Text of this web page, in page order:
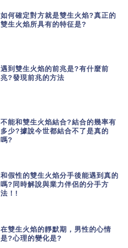
如何確定對方就是雙生火焰?真正的
雙生火焰所具有的特征是?
遇到雙生火焰的前兆是?有什麼前
兆?發現前兆的方法
不能和雙生火焰結合?結合的幾率有
多少?據說今世都結合不了是真的
嗎?
和假性的雙生火焰分手後能遇到真的
嗎?同時解說與業力伴侶的分手方
法！!
在雙生火焰的靜默期，男性的心情
是?心理的變化是?